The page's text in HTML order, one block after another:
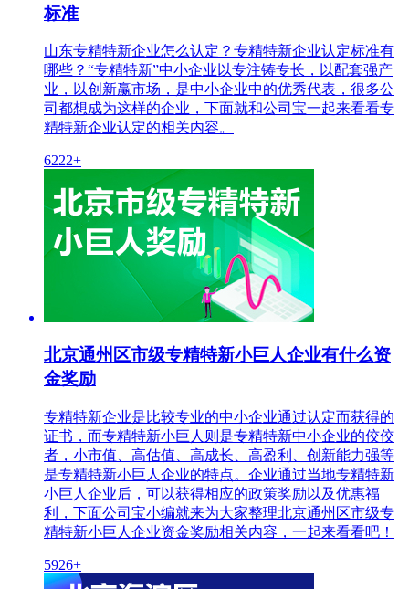
标准
山东专精特新企业怎么认定？专精特新企业认定标准有
哪些？“专精特新”中小企业以专注铸专长，以配套强产
业，以创新赢市场，是中小企业中的优秀代表，很多公
司都想成为这样的企业，下面就和公司宝一起来看看专
精特新企业认定的相关内容。
6222+
北京通州区市级专精特新小巨人企业有什么资
金奖励
专精特新企业是比较专业的中小企业通过认定而获得的
证书，而专精特新小巨人则是专精特新中小企业的佼佼
者，小市值、高估值、高成长、高盈利、创新能力强等
是专精特新小巨人企业的特点。企业通过当地专精特新
小巨人企业后，可以获得相应的政策奖励以及优惠福
利，下面公司宝小编就来为大家整理北京通州区市级专
精特新小巨人企业资金奖励相关内容，一起来看看吧！
5926+